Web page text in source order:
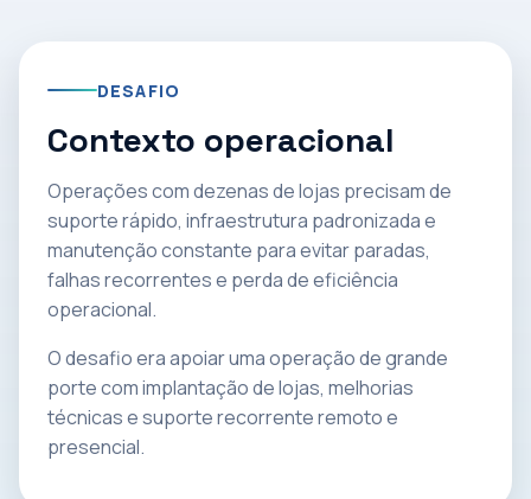
DESAFIO
Contexto operacional
Operações com dezenas de lojas precisam de
suporte rápido, infraestrutura padronizada e
manutenção constante para evitar paradas,
falhas recorrentes e perda de eficiência
operacional.
O desafio era apoiar uma operação de grande
porte com implantação de lojas, melhorias
técnicas e suporte recorrente remoto e
presencial.